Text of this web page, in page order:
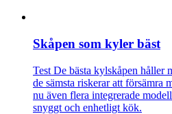
Skåpen som kyler bäst
Test De bästa kylskåpen håller
de sämsta riskerar att försämra
nu även flera integrerade
snyggt och enhetligt kök.